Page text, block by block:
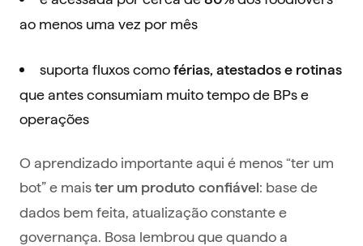
ao menos uma vez por mês
suporta fluxos como férias, atestados e rotinas
que antes consumiam muito tempo de BPs e
operações
O aprendizado importante aqui é menos “ter um
bot” e mais ter um produto confiável: base de
dados bem feita, atualização constante e
governança. Bosa lembrou que quando a